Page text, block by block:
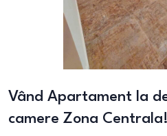
Vând Apartament la
camere Zona Centrala!